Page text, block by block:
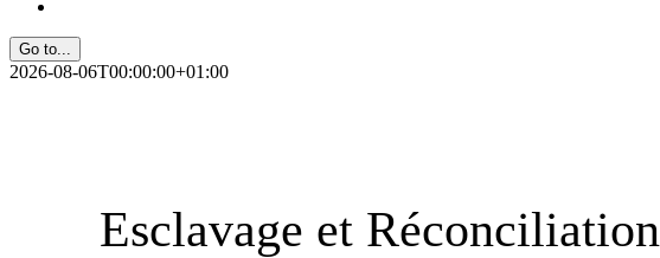
Go to...
2026-08-06T00:00:00+01:00
Esclavage et Réconciliation